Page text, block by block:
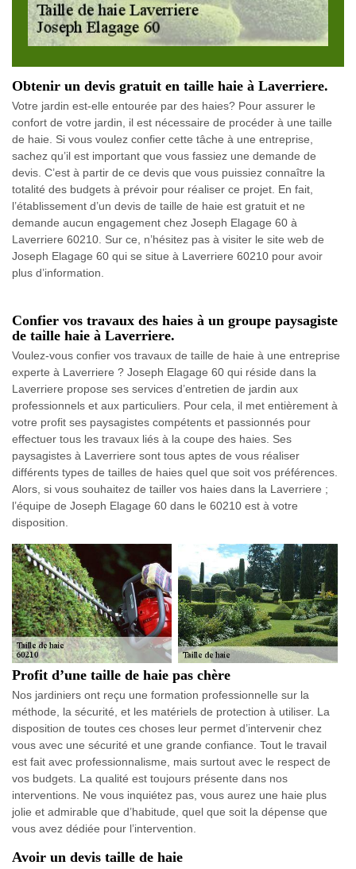
Obtenir un devis gratuit en taille haie à Laverriere.
Votre jardin est-elle entourée par des haies? Pour assurer le
confort de votre jardin, il est nécessaire de procéder à une taille
de haie. Si vous voulez confier cette tâche à une entreprise,
sachez qu’il est important que vous fassiez une demande de
devis. C’est à partir de ce devis que vous puissiez connaître la
totalité des budgets à prévoir pour réaliser ce projet. En fait,
l’établissement d’un devis de taille de haie est gratuit et ne
demande aucun engagement chez Joseph Elagage 60 à
Laverriere 60210. Sur ce, n’hésitez pas à visiter le site web de
Joseph Elagage 60 qui se situe à Laverriere 60210 pour avoir
plus d’information.
Confier vos travaux des haies à un groupe paysagiste
de taille haie à Laverriere.
Voulez-vous confier vos travaux de taille de haie à une entreprise
experte à Laverriere ? Joseph Elagage 60 qui réside dans la
Laverriere propose ses services d’entretien de jardin aux
professionnels et aux particuliers. Pour cela, il met entièrement à
votre profit ses paysagistes compétents et passionnés pour
effectuer tous les travaux liés à la coupe des haies. Ses
paysagistes à Laverriere sont tous aptes de vous réaliser
différents types de tailles de haies quel que soit vos préférences.
Alors, si vous souhaitez de tailler vos haies dans la Laverriere ;
l’équipe de Joseph Elagage 60 dans le 60210 est à votre
disposition.
Profit d’une taille de haie pas chère
Nos jardiniers ont reçu une formation professionnelle sur la
méthode, la sécurité, et les matériels de protection à utiliser. La
disposition de toutes ces choses leur permet d’intervenir chez
vous avec une sécurité et une grande confiance. Tout le travail
est fait avec professionnalisme, mais surtout avec le respect de
vos budgets. La qualité est toujours présente dans nos
interventions. Ne vous inquiétez pas, vous aurez une haie plus
jolie et admirable que d’habitude, quel que soit la dépense que
vous avez dédiée pour l’intervention.
Avoir un devis taille de haie